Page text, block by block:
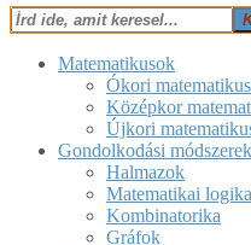
Keresés
Matematikusok
Ókori
Középkor
Újkori
Gondolkodási módszerek
Halmazok
Matematikai logika
Kombinatorika
Gráfok